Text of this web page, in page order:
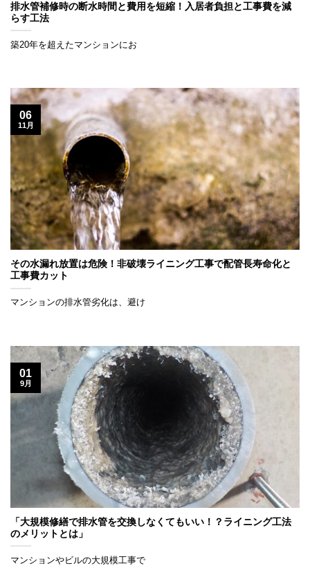
排水管補修時の断水時間と費用を短縮！入居者負担と工事費を減
らす工法
築20年を超えたマンションにお
その水漏れ放置は危険！非破壊ライニング工事で配管長寿命化と
工事費カット
マンションの排水管劣化は、避け
06
11月
「大規模修繕で排水管を交換しなくてもいい！？ライニング工法
のメリットとは」
マンションやビルの大規模工事で
01
9月